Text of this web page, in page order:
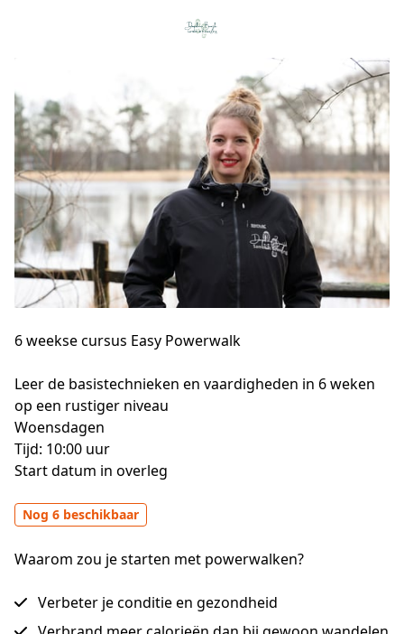
6 weekse cursus Easy Powerwalk
Leer de basistechnieken en vaardigheden in 6 weken
op een rustiger niveau
Woensdagen
Tijd: 10:00 uur
Start datum in overleg
Nog 6 beschikbaar
Waarom zou je starten met powerwalken?
Verbeter je conditie en gezondheid